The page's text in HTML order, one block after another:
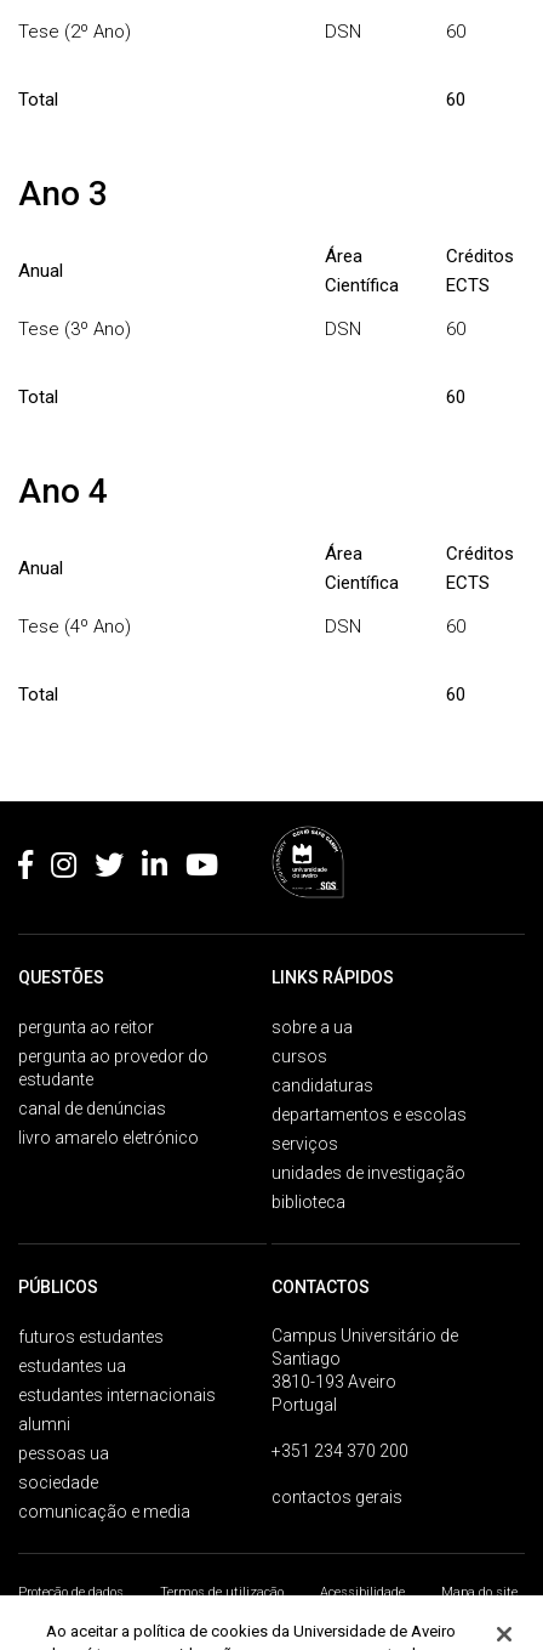
Tese (2º Ano)
DSN 60
Total 60
Ano 3
Anual
Área
Científica
Créditos
ECTS
Tese (3º Ano)
DSN 60
Total 60
Ano 4
Anual
Área
Científica
Créditos
ECTS
Tese (4º Ano)
DSN 60
Total 60
QUESTÕES
pergunta ao reitor
pergunta ao provedor do
estudante
canal de denúncias
livro amarelo eletrónico
LINKS RÁPIDOS
sobre a ua
cursos
candidaturas
departamentos e escolas
serviços
unidades de investigação
biblioteca
PÚBLICOS
futuros estudantes
estudantes ua
estudantes internacionais
alumni
pessoas ua
sociedade
comunicação e media
CONTACTOS
Campus Universitário de
Santiago
3810-193 Aveiro
Portugal
+351 234 370 200
contactos gerais
Proteção de dados Termos de utilização Acessibilidade
Mapa do site
Universidade de Aveiro 2026
Ao aceitar a política de cookies da Universidade de Aveiro